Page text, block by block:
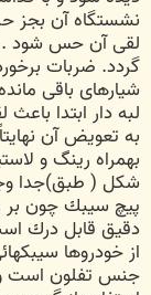
نشستگاه آن بجز
لقی آن حس شود .
گردد. ضربات
شيارهای باقی
لبه دار ابتدا
به تعويض آن
بهمراه رينگ و
شكل ( طبق)جدا
پيچ سيبك چون بر
دقيق قابل درك
از خودروها
جنس تفلون است و